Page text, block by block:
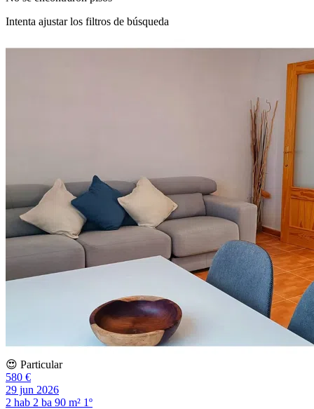
Intenta ajustar los filtros de búsqueda
😍 Particular
580 €
29 jun 2026
2 hab 2 ba 90 m² 1º